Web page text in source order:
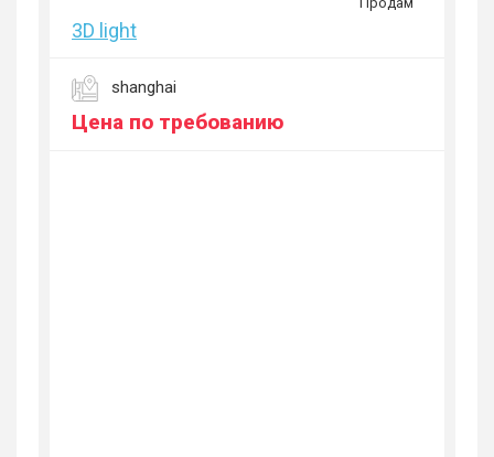
3D light
shanghai
Цена по требованию